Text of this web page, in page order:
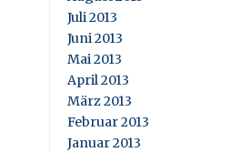
Juli 2013
Juni 2013
Mai 2013
April 2013
März 2013
Februar 2013
Januar 2013